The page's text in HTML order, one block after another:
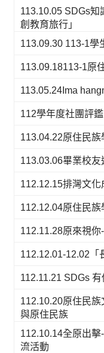
113.10.05 SDGs
創教育旅行」
113.09.30 113-1學
113.09.18113-1原
113.05.24Ima
112學年度社團評鑑
113.04.22原住民
113.03.06畢業校
112.12.15排灣文化
112.12.04原住民
112.11.28原來視你
112.12.01-12.02「
112.11.21 SDGs
112.10.20原住民
與原住民族
112.10.14全原出
流活動